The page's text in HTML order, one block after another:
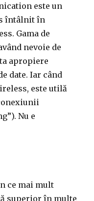
este un
întâlnit în
Gama de
nevoie de
apropiere
date. Iar când
este utilă
Nu e
ce mai mult
superior în multe